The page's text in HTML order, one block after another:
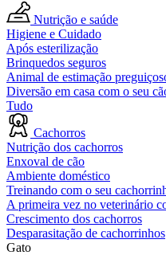
Nutrição e saúde
Higiene e Cuidado
Após esterilização
Brinquedos seguros
Animal de estimação
Diversão em casa com o seu
Tudo
Cachorros
Nutrição dos cachorros
Enxoval de cão
Ambiente doméstico
Treinando com o seu
A primeira vez no veterinário
Crescimento dos cachorros
Desparasitação de cachorrinhos
Gato